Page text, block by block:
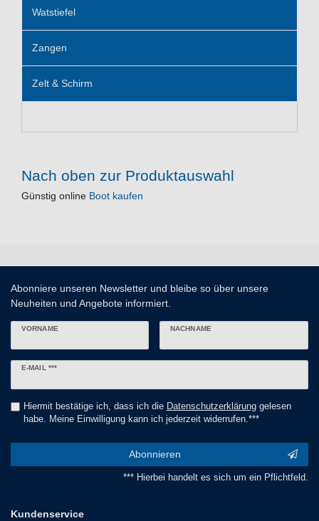
Watstiefel
Zangen
Zelt & Schirm
Nach oben zur Produktauswahl
Günstig online Boot kaufen
Abonniere unseren Newsletter und bleibe so über unsere
Neuheiten und Angebote informiert.
VORNAME NACHNAME
E-MAIL ***
Newsletter
Hiermit bestätige ich, dass ich die Daten­schutz­erklärunggelesen
habe. Meine Einwilligung kann ich jederzeit widerrufen.***
Abonnieren
*** Hierbei handelt es sich um ein Pflichtfeld.
Kundenservice